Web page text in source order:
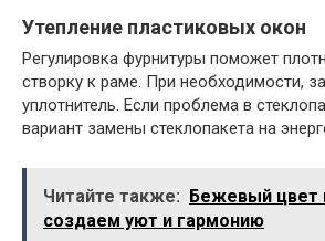
Утепление пластиковых окон
Регулировка фурнитуры поможет
створку к раме. При необходимости,
уплотнитель. Если проблема в
вариант замены стеклопакета на
Читайте также: Бежевый цвет
создаем уют и гармонию